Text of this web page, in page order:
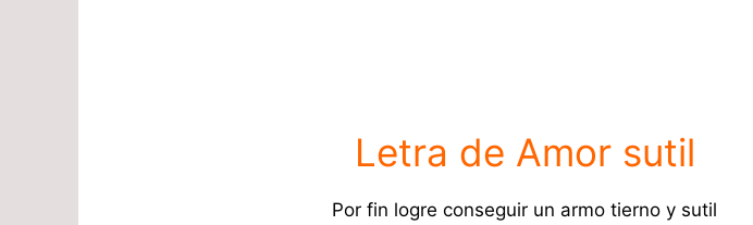
Letra de Amor sutil
Por fin logre conseguir un armo tierno y sutil